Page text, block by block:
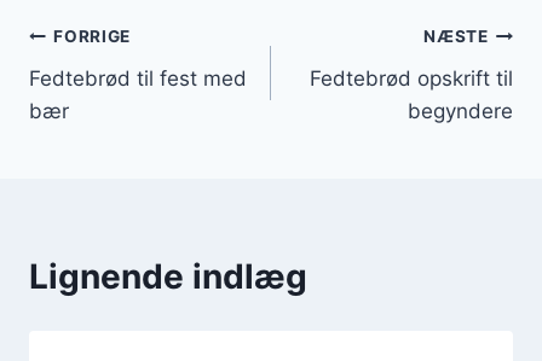
Indlægsnavigation
FORRIGE
Fedtebrød til fest med
bær
NÆSTE
Fedtebrød opskrift til
begyndere
Lignende indlæg